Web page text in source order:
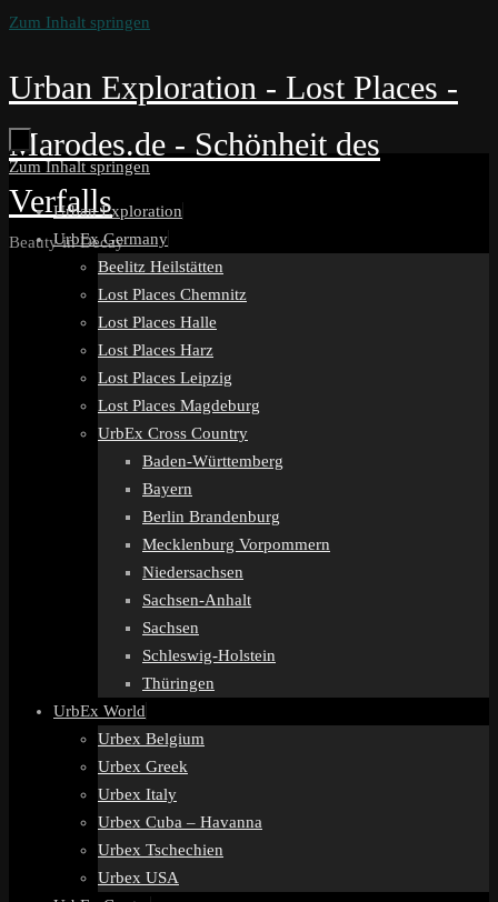
Zum Inhalt springen
Urban Exploration - Lost Places -
Marodes.de - Schönheit des
Verfalls
Beauty in Decay
Zum Inhalt springen
Urban Exploration
UrbEx Germany
Beelitz Heilstätten
Lost Places Chemnitz
Lost Places Halle
Lost Places Harz
Lost Places Leipzig
Lost Places Magdeburg
UrbEx Cross Country
Baden-Württemberg
Bayern
Berlin Brandenburg
Mecklenburg Vorpommern
Niedersachsen
Sachsen-Anhalt
Sachsen
Schleswig-Holstein
Thüringen
UrbEx World
Urbex Belgium
Urbex Greek
Urbex Italy
Urbex Cuba – Havanna
Urbex Tschechien
Urbex USA